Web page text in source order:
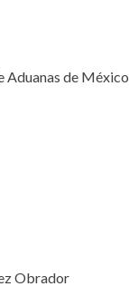
Aduanas de México
Obrador